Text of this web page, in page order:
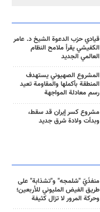
قيادي حزب الدعوة الشيخ د. عامر
الكفيشي يقرأ ملامح النظام
العالمي الجديد
المشروع الصهيوني يستهدف
المنطقة بأكملها والمقاومة تعيد
رسم معادلة المواجهة
مشروع كسر إيران قد سقط،
وبدأت ولادة شرق جديد
منفذَيّ "شلمجه" و"تشذابة" على
طريق الفيض المليوني للأربعين؛
وحركة المرور لا تزال كثيفة